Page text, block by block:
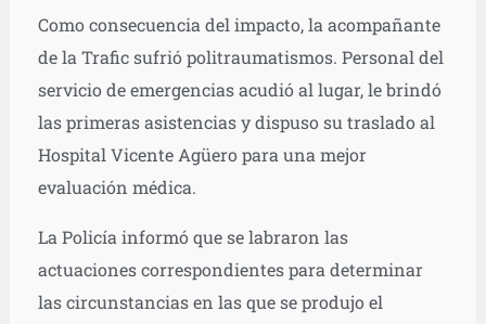
Como consecuencia del impacto, la acompañante
de la Trafic sufrió politraumatismos. Personal del
servicio de emergencias acudió al lugar, le brindó
las primeras asistencias y dispuso su traslado al
Hospital Vicente Agüero para una mejor
evaluación médica.
La Policía informó que se labraron las
actuaciones correspondientes para determinar
las circunstancias en las que se produjo el